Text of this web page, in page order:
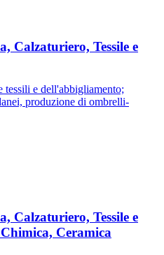
Calzaturiero, Tessile e
tessili e dell'abbigliamento;
produzione di ombrelli-
Calzaturiero, Tessile e
Ceramica